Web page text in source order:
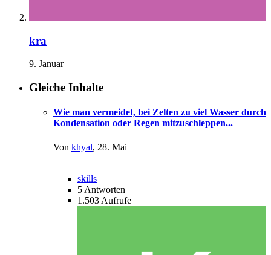
kra
9. Januar
Gleiche Inhalte
Wie man vermeidet, bei Zelten zu viel Wasser durch
Kondensation oder Regen mitzuschleppen...
Von khyal, 28. Mai
skills
5 Antworten
1.503 Aufrufe